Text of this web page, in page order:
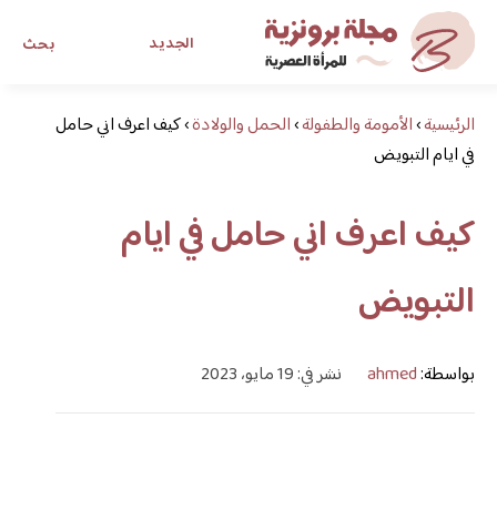
بحث الجديد
مجلة برونزية للفتاة العصريةالرئيسية›الأمومة والطفولة›الحمل والولادة›كيف اعرف اني حامل
في ايام التبويض
كيف اعرف اني حامل في ايام
التبويض
بواسطة:ahmed نشر في: 19 مايو، 2023